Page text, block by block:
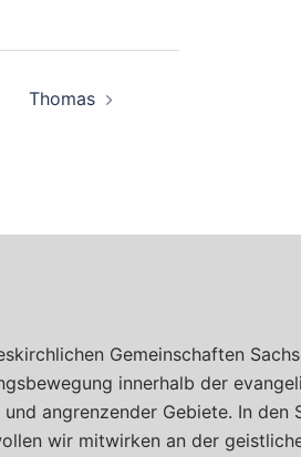
Thomas
Gemeinschaften
innerhalb der
und angrenzender Gebiete. In den
wir mitwirken an der